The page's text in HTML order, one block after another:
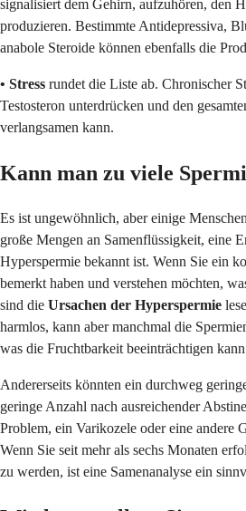
signalisiert dem Gehirn, aufzuhören, den
produzieren. Bestimmte Antidepressiva,
anabole Steroide können ebenfalls die
• Stress rundet die Liste ab. Chronischer
Testosteron unterdrücken und den
verlangsamen kann.
Kann man zu viele
Es ist ungewöhnlich, aber einige
große Mengen an Samenflüssigkeit, eine
Hyperspermie bekannt ist. Wenn Sie ein
bemerkt haben und verstehen möchten,
sind die Ursachen der Hyperspermie
harmlos, kann aber manchmal die
was die Fruchtbarkeit beeinträchtigen
Andererseits könnten ein durchweg
geringe Anzahl nach ausreichender
Problem, ein Varikozele oder eine andere
Wenn Sie seit mehr als sechs Monaten
zu werden, ist eine Samenanalyse ein